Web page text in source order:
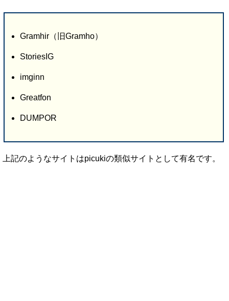
Gramhir（旧Gramho）
StoriesIG
imginn
Greatfon
DUMPOR
上記のようなサイトはpicukiの類似サイトとして有名です。